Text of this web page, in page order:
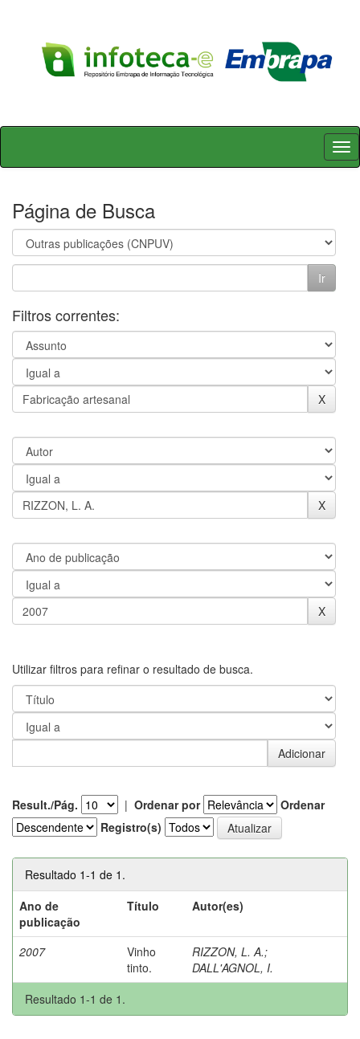
Skip
Página de Busca
Filtros correntes:
Utilizar filtros para refinar o resultado de busca.
Result./Pág. | Ordenar por
Ordenar
Registro(s)
Resultado 1-1 de 1.
Ano de
publicação
Título Autor(es)
2007
Vinho
tinto.
RIZZON, L. A.;
DALL'AGNOL, I.
Resultado 1-1 de 1.